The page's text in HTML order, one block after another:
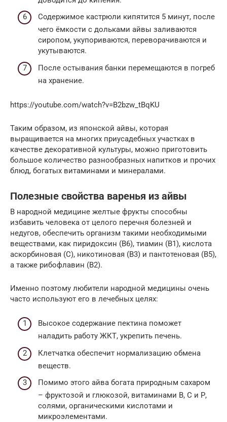
Содержимое кастрюли кипятится 5 минут, после
чего ёмкости с дольками айвы заливаются
сиропом, укупориваются, переворачиваются и
укутываются.
После остывания банки перемещаются в погреб
на хранение.
https://youtube.com/watch?v=B2bzw_tBqKU
Таким образом, из японской айвы, которая
выращивается на многих приусадебных участках в
качестве декоративной культуры, можно приготовить
большое количество разнообразных напитков и прочих
блюд, богатых витаминами и минералами.
Полезные свойства варенья из айвы
В народной медицине желтые фрукты способны
избавить человека от целого перечня болезней и
недугов, обеспечить организм такими необходимыми
веществами, как пиридоксин (B6), тиамин (B1), кислота
аскорбиновая (C), никотиновая (B3) и пантотеновая (B5),
а также рибофлавин (B2).
Именно поэтому любители народной медицины очень
часто используют его в лечебных целях:
Высокое содержание пектина поможет
наладить работу ЖКТ, укрепить печень.
Клетчатка обеспечит нормализацию обмена
веществ.
Помимо этого айва богата природным сахаром
– фруктозой и глюкозой, витаминами В, С и Р,
солями, органическими кислотами и
микроэлементами.